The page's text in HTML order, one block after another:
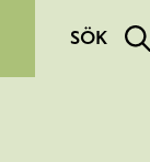
SÖK